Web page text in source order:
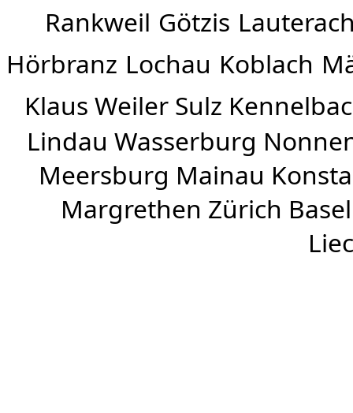
Rankweil Götzis
Hörbranz Lochau Koblach
Klaus Weiler Sulz
Lindau Wasserburg
Meersburg Mainau
Margrethen Zürich